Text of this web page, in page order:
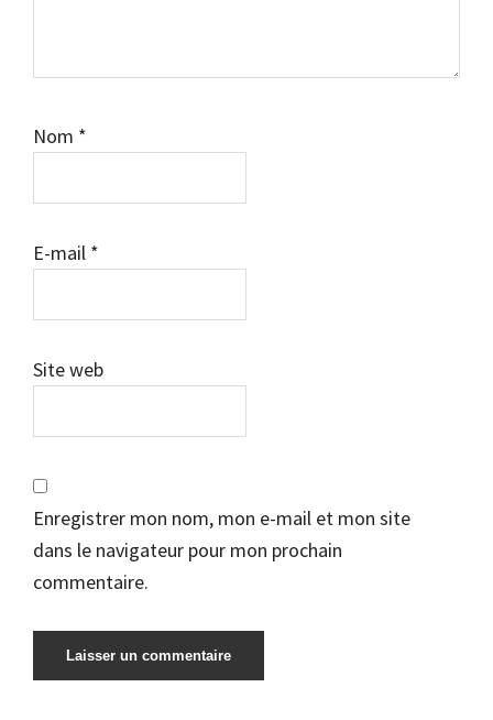
Nom *
E-mail *
Site web
Enregistrer mon nom, mon e-mail et mon site
dans le navigateur pour mon prochain
commentaire.